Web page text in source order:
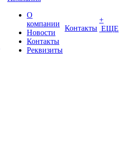
О
компании
Новости
Контакты
Реквизиты
Контакты
+
ЕЩЕ